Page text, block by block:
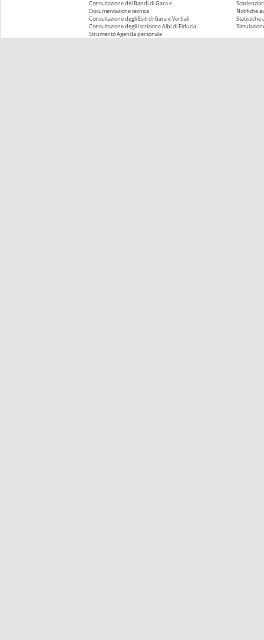
Consultazione dei Bandi di Gara e
Documentazione tecnica
Consultazione degli Esiti di Gara e Verbali
Consultazione degli Iscrizione Albi di Fiducia
Strumento Agenda personale
Notifiche
Statistiche